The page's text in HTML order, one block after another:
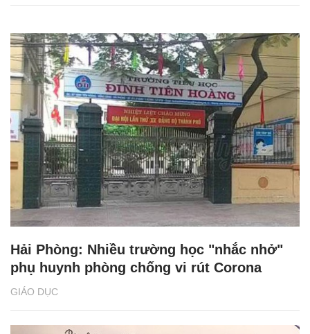
GIÁO DỤC
Hải Phòng: Nhiều trường học "nhắc nhở"
phụ huynh phòng chống vi rút Corona